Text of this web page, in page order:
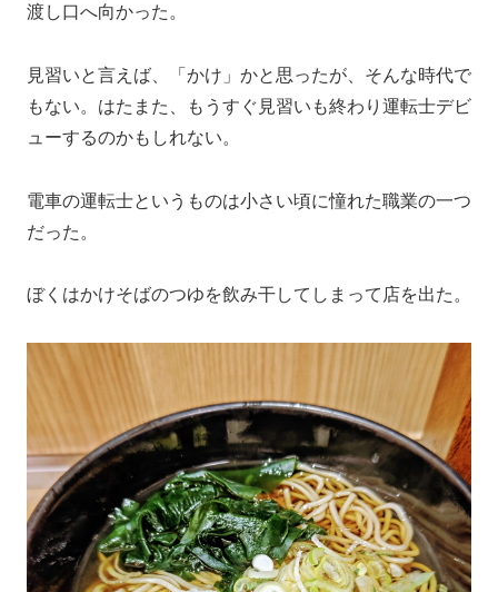
渡し口へ向かった。
見習いと言えば、「かけ」かと思ったが、そんな時代で
もない。はたまた、もうすぐ見習いも終わり運転士デビ
ューするのかもしれない。
電車の運転士というものは小さい頃に憧れた職業の一つ
だった。
ぼくはかけそばのつゆを飲み干してしまって店を出た。